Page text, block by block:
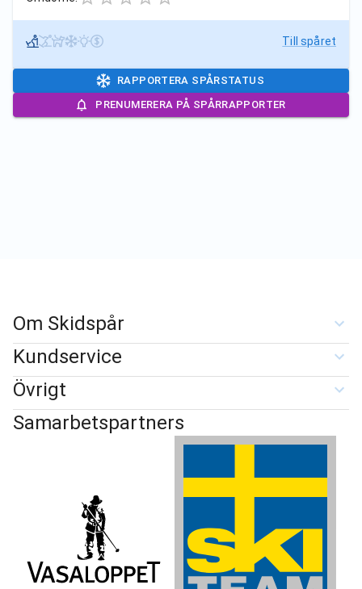
Till spåret
RAPPORTERA SPÅRSTATUS
PRENUMERERA PÅ SPÅRRAPPORTER
Om Skidspår
Kundservice
Övrigt
Samarbetspartners